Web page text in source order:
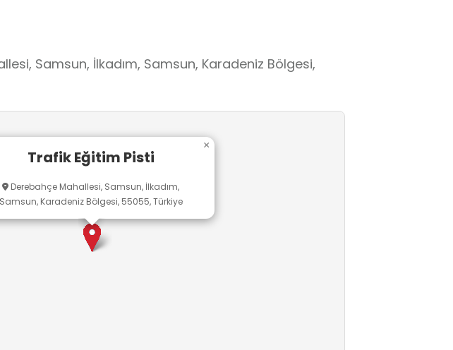
Samsun, İlkadım, Samsun, Karadeniz Bölgesi,
Trafik Eğitim Pisti
Derebahçe Mahallesi, Samsun, İlkadım,
Samsun, Karadeniz Bölgesi, 55055, Türkiye
×